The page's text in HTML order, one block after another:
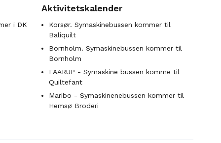
i DK
Aktivitetskalender
Korsør. Symaskinebussen kommer til
Baliquilt
Bornholm. Symaskinebussen kommer til
Bornholm
FAARUP - Symaskine bussen komme til
Quiltefant
Maribo - Symaskinenebussen kommer til
Hemsø Broderi